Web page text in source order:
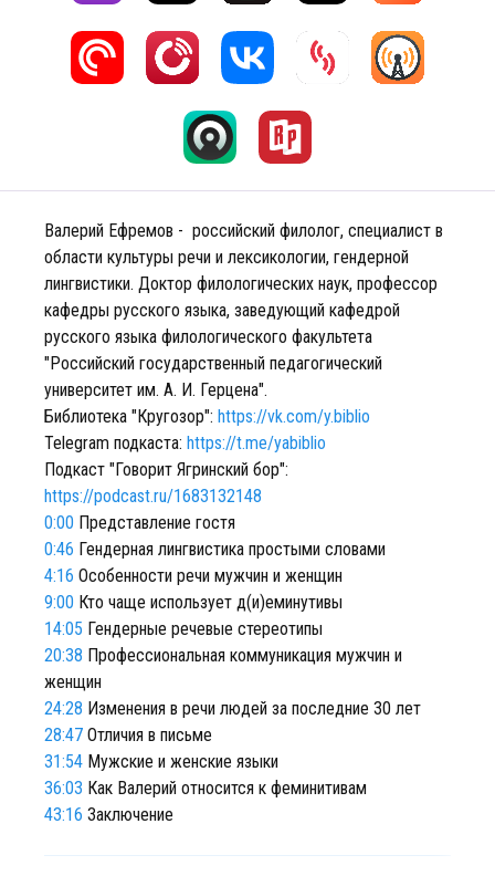
Валерий Ефремов - российский филолог, специалист в
области культуры речи и лексикологии, гендерной
лингвистики. Доктор филологических наук, профессор
кафедры русского языка, заведующий кафедрой
русского языка филологического факультета
"Российский государственный педагогический
университет им. А. И. Герцена".
Библиотека "Кругозор": https://vk.com/y.biblio
Telegram подкаста: https://t.me/yabiblio
Подкаст "Говорит Ягринский бор":
https://podcast.ru/1683132148
0:00 Представление гостя
0:46 Гендерная лингвистика простыми словами
4:16 Особенности речи мужчин и женщин
9:00 Кто чаще использует д(и)еминутивы
14:05 Гендерные речевые стереотипы
20:38 Профессиональная коммуникация мужчин и
женщин
24:28 Изменения в речи людей за последние 30 лет
28:47 Отличия в письме
31:54 Мужские и женские языки
36:03 Как Валерий относится к феминитивам
43:16 Заключение